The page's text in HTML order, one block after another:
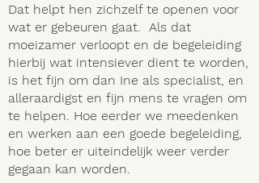
Dat helpt hen zichzelf te openen voor
wat er gebeuren gaat. Als dat
moeizamer verloopt en de begeleiding
hierbij wat intensiever dient te worden,
is het fijn om dan Ine als specialist, en
alleraardigst en fijn mens te vragen om
te helpen. Hoe eerder we meedenken
en werken aan een goede begeleiding,
hoe beter er uiteindelijk weer verder
gegaan kan worden.